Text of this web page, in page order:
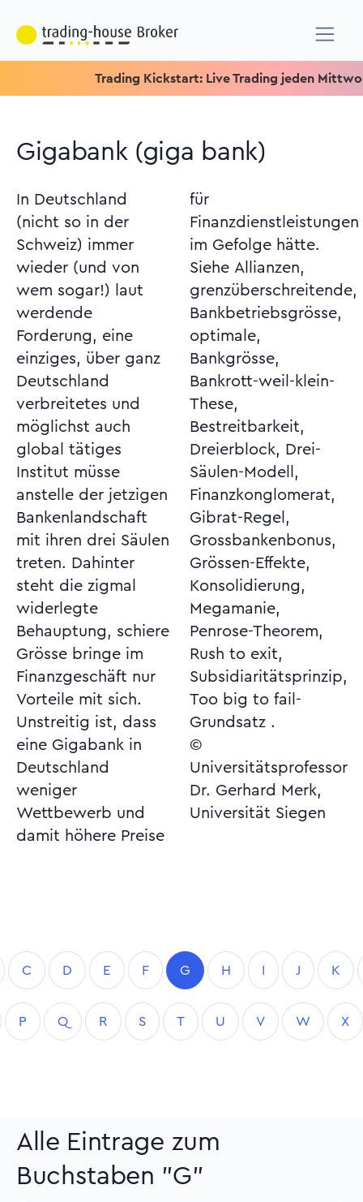
Trading Kickstart: Live Trading jeden Mittwoch
Gigabank (giga bank)
In Deutschland
(nicht so in der
Schweiz) immer
wieder (und von
wem sogar!) laut
werdende
Forderung, eine
einziges, über ganz
Deutschland
verbreitetes und
möglichst auch
global tätiges
Institut müsse
anstelle der jetzigen
Bankenlandschaft
mit ihren drei Säulen
treten. Dahinter
steht die zigmal
widerlegte
Behauptung, schiere
Grösse bringe im
Finanzgeschäft nur
Vorteile mit sich.
Unstreitig ist, dass
eine Gigabank in
Deutschland
weniger
Wettbewerb und
damit höhere Preise
für
Finanzdienstleistungen
im Gefolge hätte.
Siehe Allianzen,
grenzüberschreitende,
Bankbetriebsgrösse,
optimale,
Bankgrösse,
Bankrott-weil-klein-
These,
Bestreitbarkeit,
Dreierblock, Drei-
Säulen-Modell,
Finanzkonglomerat,
Gibrat-Regel,
Grossbankenbonus,
Grössen-Effekte,
Konsolidierung,
Megamanie,
Penrose-Theorem,
Rush to exit,
Subsidiaritätsprinzip,
Too big to fail-
Grundsatz .
©
Universitätsprofessor
Dr. Gerhard Merk,
Universität Siegen
C D E F G H I J K
P Q R S T U V W X
Alle Eintrage zum
Buchstaben "G"